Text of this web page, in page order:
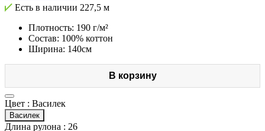
Есть в наличии 227,5 м
Плотность: 190 г/м²
Состав: 100% коттон
Ширина: 140см
В корзину
Цвет : Василек
Василек
Длина рулона : 26